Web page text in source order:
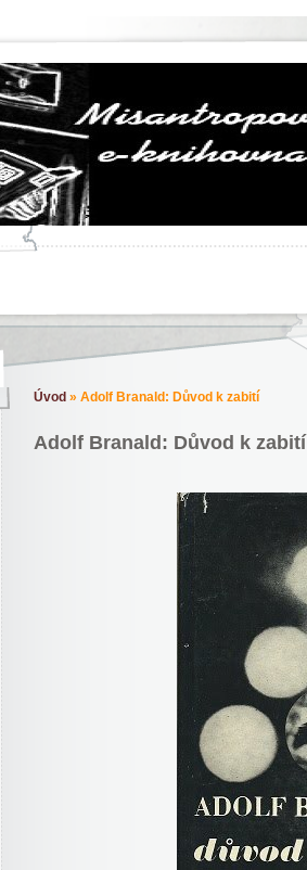
Úvod » Adolf Branald: Důvod k zabití
Adolf Branald: Důvod k zabití